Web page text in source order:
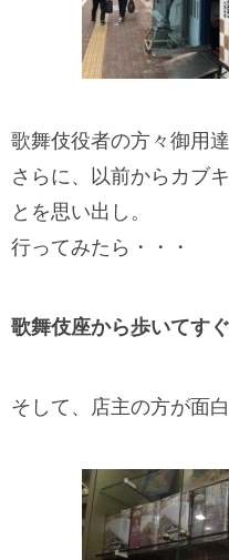
歌舞伎役者の方々御用
さらに、以前からカブ
とを思い出し。
行ってみたら・・・
歌舞伎座から歩いてすぐ
そして、店主の方が面